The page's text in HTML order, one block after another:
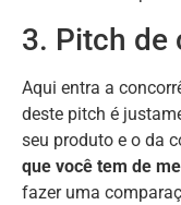
3. Pitch de
Aqui entra a
deste pitch é
seu produto e o da
que você tem de
fazer uma